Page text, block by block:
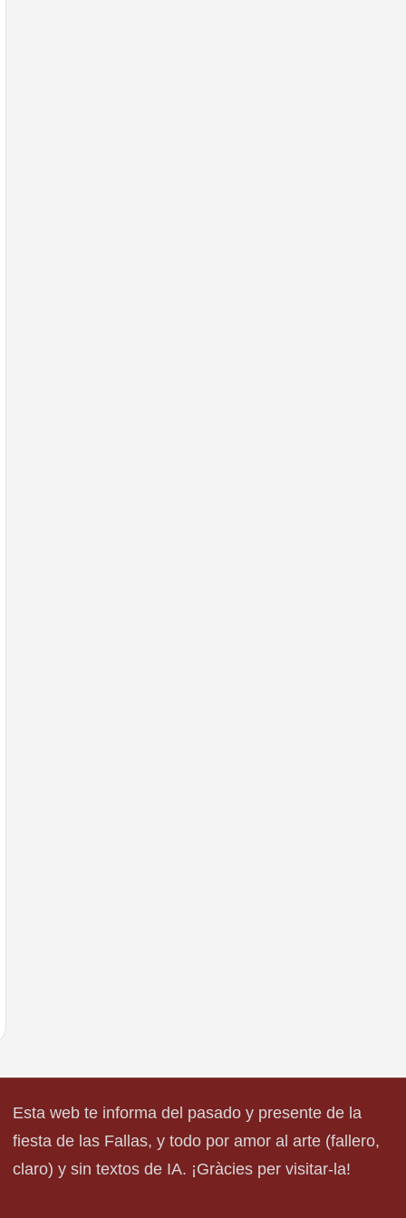
Esta web te informa del pasado y presente de la
fiesta de las Fallas, y todo por amor al arte (fallero,
claro) y sin textos de IA. ¡Gràcies per visitar-la!